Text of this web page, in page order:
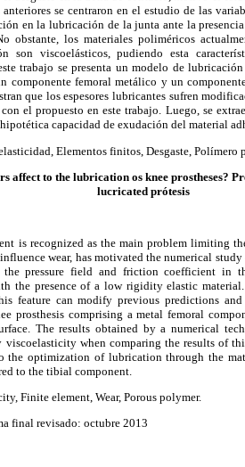
se centraron en el estudio de las
en la lubricación de la junta ante la
obstante, los materiales poliméricos
son viscoelásticos, pudiendo esta
trabajo se presenta un modelo de
componente femoral metálico y un
que los espesores lubricantes sufren
el propuesto en este trabajo. Luego, se
capacidad de exudación del material
Elementos finitos, Desgaste, Polímero
affect to the lubrication os knee prostheses?
lucricated prótesis
is recognized as the main problem limiting
wear, has motivated the numerical
pressure field and friction coefficient in
presence of a low rigidity elastic
feature can modify previous predictions
prosthesis comprising a metal femoral
The results obtained by a numerical
viscoelasticity when comparing the results of
the optimization of lubrication through the
to the tibial component.
Finite element, Wear, Porous polymer.
final revisado: octubre 2013